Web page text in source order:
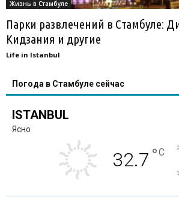
Жизнь в Стамбуле
Парки развлечений в Стамбуле:
Кидзания и другие
Life in Istanbul
Погода в Стамбуле сейчас
ISTANBUL
Ясно
32.7 °C